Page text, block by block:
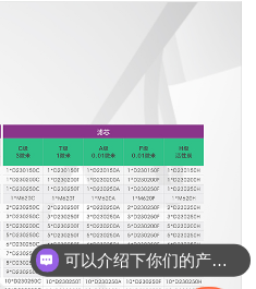
可以介绍下你们的产品么